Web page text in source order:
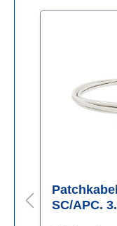
SC/APC.